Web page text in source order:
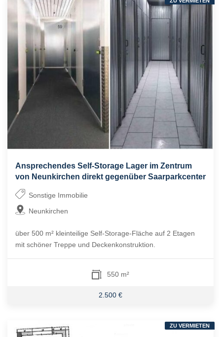
Ansprechendes Self-Storage Lager im Zentrum
von Neunkirchen direkt gegenüber Saarparkcenter
Sonstige Immobilie
Neunkirchen
über 500 m² kleinteilige Self-Storage-Fläche auf 2 Etagen
mit schöner Treppe und Deckenkonstruktion.
550 m²
2.500 €
ZU VERMIETEN